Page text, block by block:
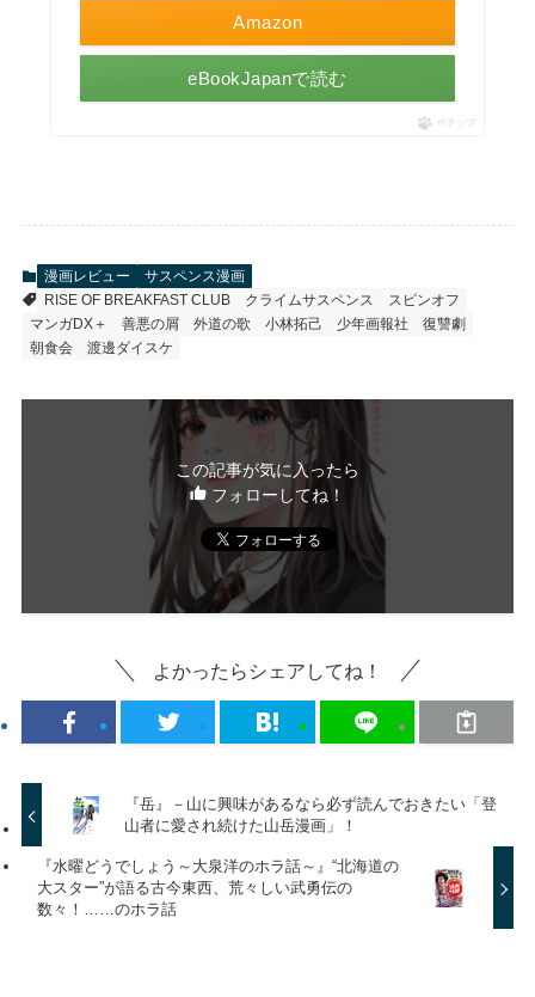
Amazon
eBookJapanで読む
ポチップ
漫画レビュー
サスペンス漫画
RISE OF BREAKFAST CLUB
クライムサスペンス
スピンオフ
マンガDX＋
善悪の屑 外道の歌 小林拓己 少年画報社
復讐劇
朝食会
渡邊ダイスケ
この記事が気に入ったら
フォローしてね！
よかったらシェアしてね！
『岳』－山に興味があるなら必ず読んでおきたい「登
山者に愛され続けた山岳漫画」！
『水曜どうでしょう～大泉洋のホラ話～』“北海道の
大スター”が語る古今東西、荒々しい武勇伝の
数々！……のホラ話